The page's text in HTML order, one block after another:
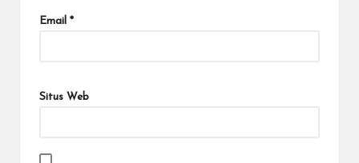
Email *
Situs Web